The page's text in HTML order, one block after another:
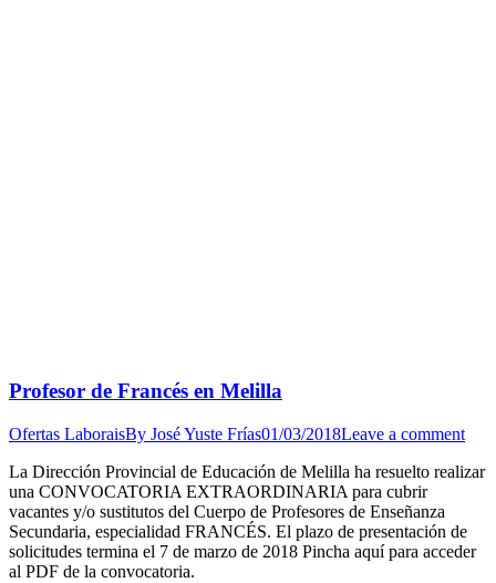
Profesor de Francés en Melilla
Ofertas LaboraisBy José Yuste Frías01/03/2018Leave a comment
La Dirección Provincial de Educación de Melilla ha resuelto realizar
una CONVOCATORIA EXTRAORDINARIA para cubrir
vacantes y/o sustitutos del Cuerpo de Profesores de Enseñanza
Secundaria, especialidad FRANCÉS. El plazo de presentación de
solicitudes termina el 7 de marzo de 2018 Pincha aquí para acceder
al PDF de la convocatoria.